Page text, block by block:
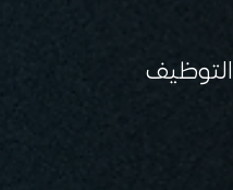
التوظيف